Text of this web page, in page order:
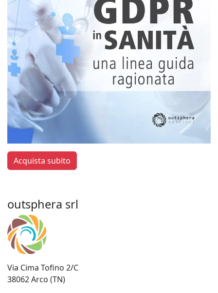
Acquista subito
outsphera srl
Via Cima Tofino 2/C
38062 Arco (TN)